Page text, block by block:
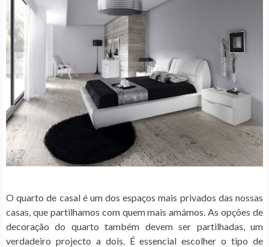
O quarto de casal é um dos espaços mais privados das nossas
casas, que partilhamos com quem mais amámos. As opções de
decoração do quarto também devem ser partilhadas, um
verdadeiro projecto a dois. É essencial escolher o tipo de